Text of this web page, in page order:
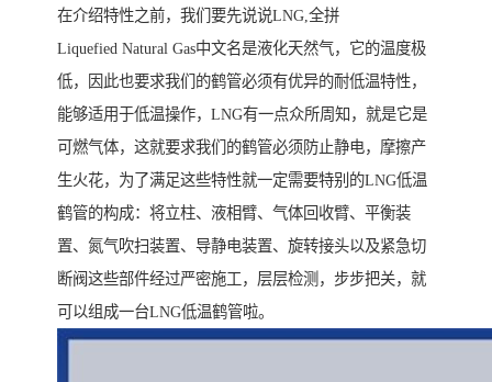
在介绍特性之前，我们要先说说LNG,全拼
Liquefied Natural Gas中文名是液化天然气，它的温度极
低，因此也要求我们的鹤管必须有优异的耐低温特性，
能够适用于低温操作，LNG有一点众所周知，就是它是
可燃气体，这就要求我们的鹤管必须防止静电，摩擦产
生火花，为了满足这些特性就一定需要特别的LNG低温
鹤管的构成：将立柱、液相臂、气体回收臂、平衡装
置、氮气吹扫装置、导静电装置、旋转接头以及紧急切
断阀这些部件经过严密施工，层层检测，步步把关，就
可以组成一台LNG低温鹤管啦。